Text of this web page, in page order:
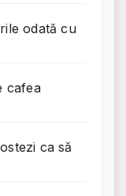
odată cu
cafea
ca să